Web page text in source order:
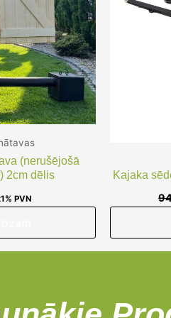
(nerušējošā
2cm dēlis
PVN
Kajaka